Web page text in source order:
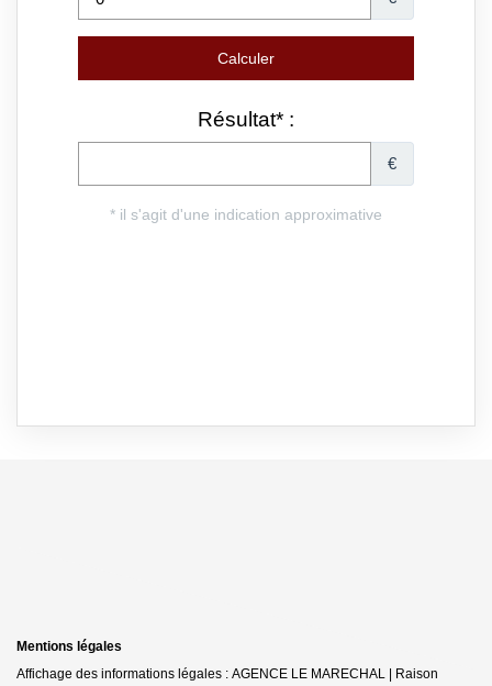
Mentions légales
Affichage des informations légales : AGENCE LE MARECHAL | Raison